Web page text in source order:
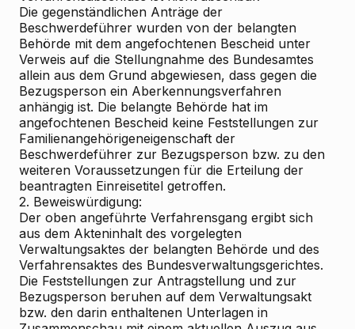
Die gegenständlichen Anträge der
Beschwerdeführer wurden von der belangten
Behörde mit dem angefochtenen Bescheid unter
Verweis auf die Stellungnahme des Bundesamtes
allein aus dem Grund abgewiesen, dass gegen die
Bezugsperson ein Aberkennungsverfahren
anhängig ist. Die belangte Behörde hat im
angefochtenen Bescheid keine Feststellungen zur
Familienangehörigeneigenschaft der
Beschwerdeführer zur Bezugsperson bzw. zu den
weiteren Voraussetzungen für die Erteilung der
beantragten Einreisetitel getroffen.
2. Beweiswürdigung:
Der oben angeführte Verfahrensgang ergibt sich
aus dem Akteninhalt des vorgelegten
Verwaltungsaktes der belangten Behörde und des
Verfahrensaktes des Bundesverwaltungsgerichtes.
Die Feststellungen zur Antragstellung und zur
Bezugsperson beruhen auf dem Verwaltungsakt
bzw. den darin enthaltenen Unterlagen in